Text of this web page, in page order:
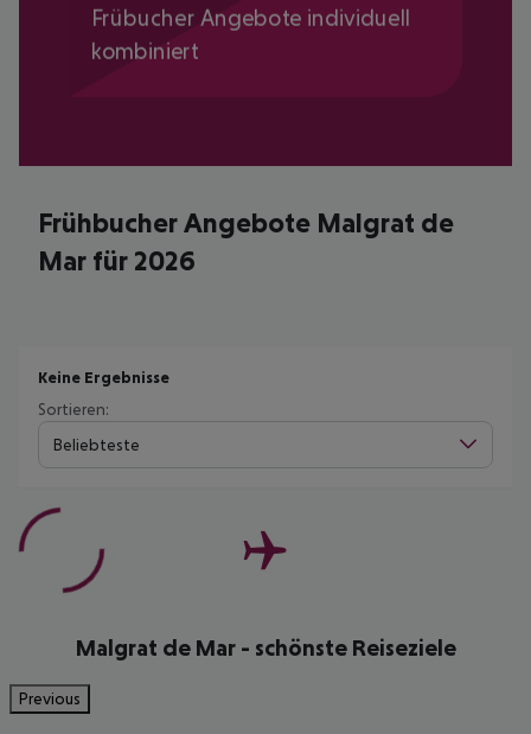
Frübucher Angebote individuell
kombiniert
Frühbucher Angebote Malgrat de
Mar für 2026
Keine Ergebnisse
Sortieren:
Beliebteste
Malgrat de Mar - schönste Reiseziele
Previous